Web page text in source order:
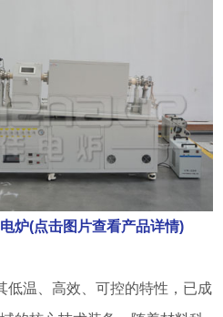
炉(点击图片查看产品详情)
低温、高效、可控的特性，已成